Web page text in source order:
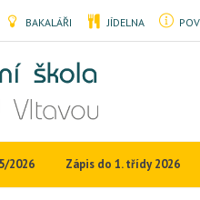
BAKALÁŘI JÍDELNA
2026 Zápis do 1. třídy 2026